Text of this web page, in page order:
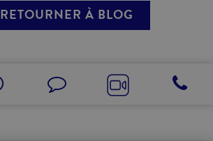
RETOURNER À BLOG